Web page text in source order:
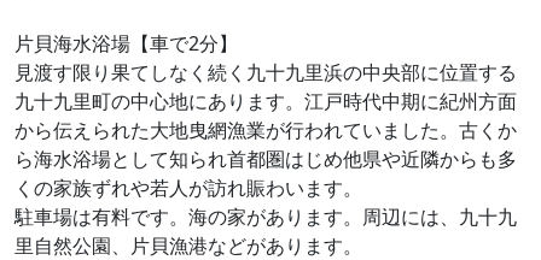
片貝海水浴場【車で2分】
見渡す限り果てしなく続く九十九里浜の中央部に位置する
九十九里町の中心地にあります。江戸時代中期に紀州方面
から伝えられた大地曳網漁業が行われていました。古くか
ら海水浴場として知られ首都圏はじめ他県や近隣からも多
くの家族ずれや若人が訪れ賑わいます。
駐車場は有料です。海の家があります。周辺には、九十九
里自然公園、片貝漁港などがあります。